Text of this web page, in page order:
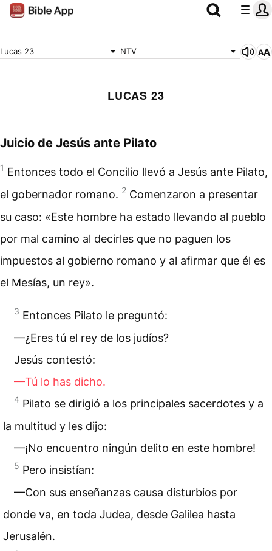
Lucas 23 NTV
LUCAS 23
Juicio de Jesús ante Pilato
1 Entonces todo el Concilio llevó a Jesús ante Pilato,
el gobernador romano. 2 Comenzaron a presentar
su caso: «Este hombre ha estado llevando al pueblo
por mal camino al decirles que no paguen los
impuestos al gobierno romano y al afirmar que él es
el Mesías, un rey».
3 Entonces Pilato le preguntó:
—¿Eres tú el rey de los judíos?
Jesús contestó:
—Tú lo has dicho.
4 Pilato se dirigió a los principales sacerdotes y a
la multitud y les dijo:
—¡No encuentro ningún delito en este hombre!
5 Pero insistían:
—Con sus enseñanzas causa disturbios por
donde va, en toda Judea, desde Galilea hasta
Jerusalén.